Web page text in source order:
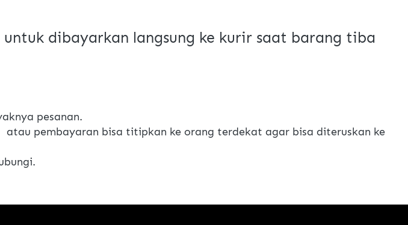
dibayarkan langsung ke kurir saat barang tiba
pesanan.
atau pembayaran bisa titipkan ke orang terdekat agar bisa diteruskan ke